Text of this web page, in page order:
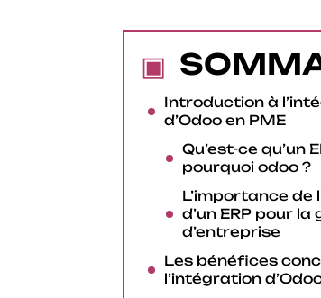
Introduction à
d’Odoo en PME
Qu’est-ce qu’un
pourquoi odoo ?
L’importance de
d’un ERP pour la
d’entreprise
Les bénéfices
l’intégration